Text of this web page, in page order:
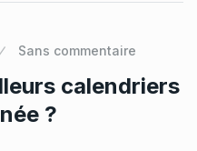
Sans commentaire
calendriers
?